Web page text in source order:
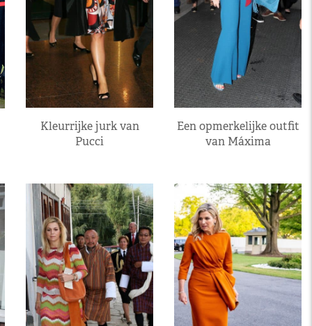
Kleurrijke jurk van
Pucci
Een opmerkelijke outfit
van Máxima